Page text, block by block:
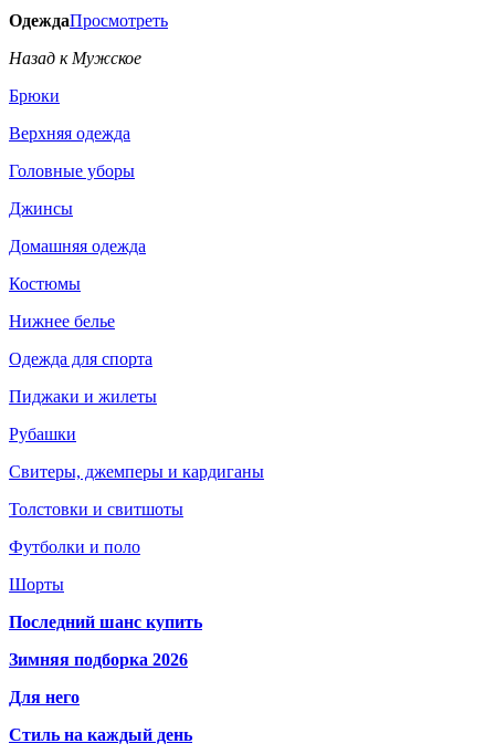
ОдеждаПросмотреть
Назад к Мужское
Брюки
Верхняя одежда
Головные уборы
Джинсы
Домашняя одежда
Костюмы
Нижнее белье
Одежда для спорта
Пиджаки и жилеты
Рубашки
Свитеры, джемперы и кардиганы
Толстовки и свитшоты
Футболки и поло
Шорты
Последний шанс купить
Зимняя подборка 2026
Для него
Стиль на каждый день